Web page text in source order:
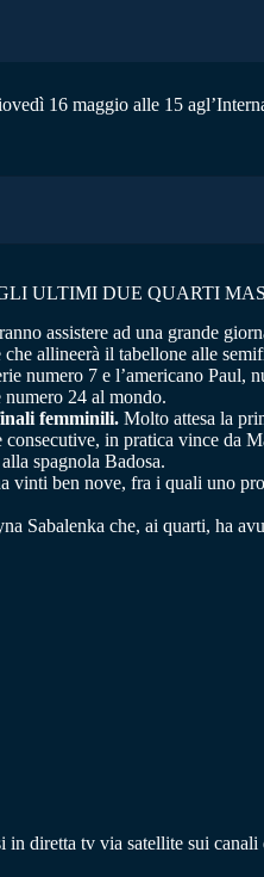
16 maggio alle 15
ULTIMI DUE QUARTI
assistere ad una grande
allineerà il tabellone alle
numero 7 e l’americano
24 al mondo.
femminili. Molto attesa la
in pratica vince da
spagnola Badosa.
vinti ben nove, fra i quali uno
Sabalenka che, ai quarti, ha
in diretta tv via satellite sui